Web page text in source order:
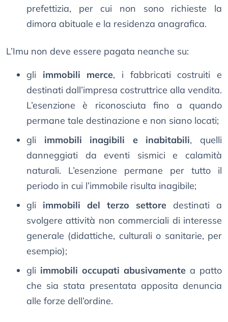
prefettizia, per cui non sono richieste la
dimora abituale e la residenza anagrafica.
L’Imu non deve essere pagata neanche su:
gli immobili merce, i fabbricati costruiti e
destinati dall’impresa costruttrice alla vendita.
L’esenzione è riconosciuta fino a quando
permane tale destinazione e non siano locati;
gli immobili inagibili e inabitabili, quelli
danneggiati da eventi sismici e calamità
naturali. L’esenzione permane per tutto il
periodo in cui l’immobile risulta inagibile;
gli immobili del terzo settore destinati a
svolgere attività non commerciali di interesse
generale (didattiche, culturali o sanitarie, per
esempio);
gli immobili occupati abusivamente a patto
che sia stata presentata apposita denuncia
alle forze dell’ordine.